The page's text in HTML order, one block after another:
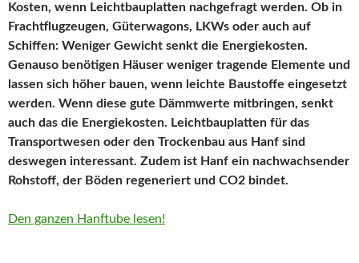
Kosten, wenn Leichtbauplatten nachgefragt werden. Ob in
Frachtflugzeugen, Güterwagons, LKWs oder auch auf
Schiffen: Weniger Gewicht senkt die Energiekosten.
Genauso benötigen Häuser weniger tragende Elemente und
lassen sich höher bauen, wenn leichte Baustoffe eingesetzt
werden. Wenn diese gute Dämmwerte mitbringen, senkt
auch das die Energiekosten. Leichtbauplatten für das
Transportwesen oder den Trockenbau aus Hanf sind
deswegen interessant. Zudem ist Hanf ein nachwachsender
Rohstoff, der Böden regeneriert und CO2 bindet.
Den ganzen Hanftube lesen!